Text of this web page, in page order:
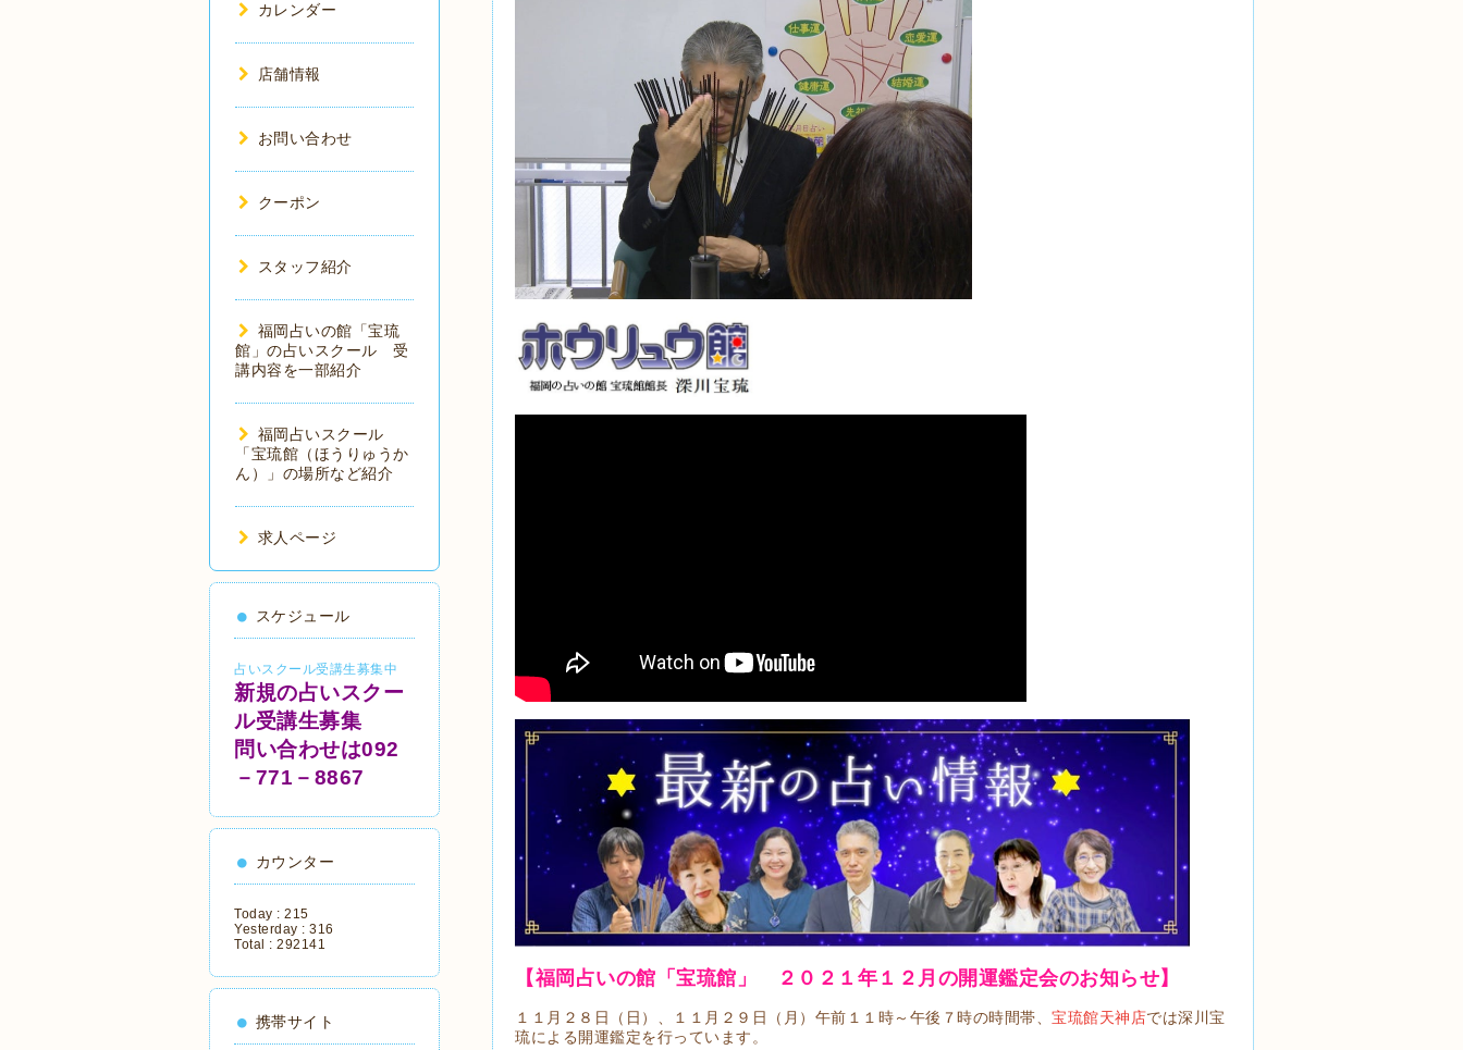
【福岡占いの館「宝琉館」 ２０２１年１２ 月の開運鑑定会のお知らせ】
１１月２８日（日）、１１月２９日（月）午前１１時～午後７時の時間帯、 宝琉館天神店では深川宝
琉による開運鑑定を行っています。
カレンダー
店舗情報
お問い合わせ
クーポン
スタッフ紹介
福岡占いの館「宝琉
館」の占いスクール 受
講内容を一部紹介
福岡占いスクール
「宝琉館（ほうりゅうか
ん）」の場所など紹介
求人ページ
スケジュール
占いスクール受講生募集中
新規の占いスクー
ル受講生募集
問い合わせは092
－771－8867
カウンター
Today : 215
Yesterday : 316
Total : 292141
携帯サイト